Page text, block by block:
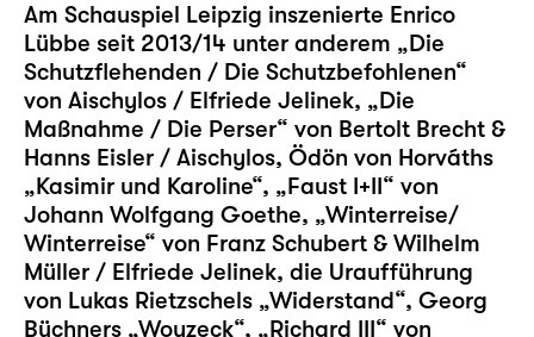
Am Schauspiel Leipzig inszenierte Enrico
Lübbe seit 2013/14 unter anderem „Die
Schutzflehenden / Die Schutzbefohlenen“
von Aischylos / Elfriede Jelinek, „Die
Maßnahme / Die Perser“ von Bertolt Brecht &
Hanns Eisler / Aischylos, Ödön von Horváths
„Kasimir und Karoline“, „Faust I+II“ von
Johann Wolfgang Goethe, „Winterreise/
Winterreise“ von Franz Schubert & Wilhelm
Müller / Elfriede Jelinek, die Uraufführung
von Lukas Rietzschels „Widerstand“, Georg
Büchners „Woyzeck“, „Richard III“ von